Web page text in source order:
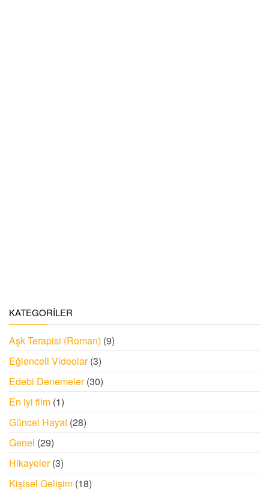
KATEGORILER
Aşk Terapisi (Roman) (9)
Eğlenceli Videolar(3)
Edebi Denemeler(30)
En iyi film (1)
Güncel Hayat (28)
Genel (29)
Hikayeler(3)
Kişisel Gelişim (18)